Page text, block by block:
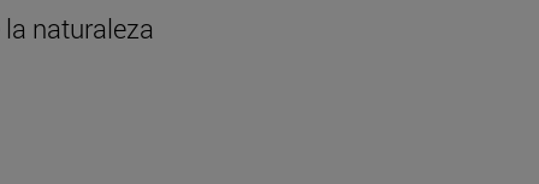
naturaleza